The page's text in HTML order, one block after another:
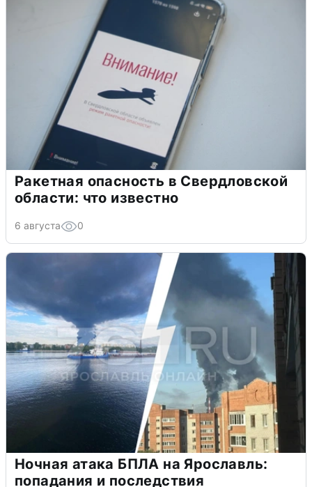
Ракетная опасность в Свердловской
области: что известно
6 августа 0
Ночная атака БПЛА на Ярославль:
попадания и последствия